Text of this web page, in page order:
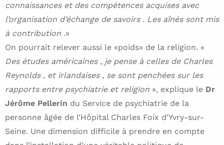
connaissances et des compétences acquises avec
l’organisation d’échange de savoirs . Les aînés sont mis
à contribution .»
On pourrait relever aussi le «poids» de la religion. «
Des études américaines , je pense à celles de Charles
Reynolds , et irlandaises , se sont penchées sur les
rapports entre psychiatrie et religion », explique le Dr
Jérôme Pellerin du Service de psychiatrie de la
personne âgée de l’Hôpital Charles Foix d’Yvry-sur-
Seine. Une dimension difficile à prendre en compte